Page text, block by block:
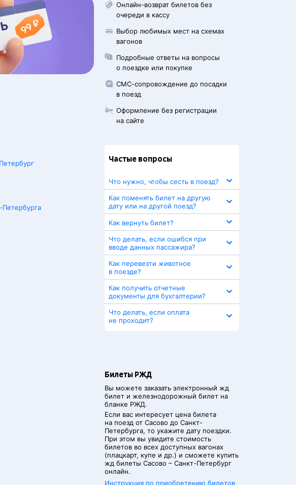
Петербурга
Онлайн-возврат билетов без
очереди в кассу
Выбор любимых мест на схемах
вагонов
Подробные ответы на вопросы
о поездке или покупке
СМС-сопровождение до посадки
в поезд
Оформление без регистрации
на сайте
Частые вопросы
Что нужно, чтобы сесть в поезд?
Как поменять билет на другую
дату или на другой поезд?
Как вернуть билет?
Что делать, если ошибся при
вводе данных пассажира?
Как перевезти животное
в поезде?
Как получить отчетные
документы для бухгалтерии?
Что делать, если оплата
не проходит?
Билеты РЖД
Вы можете заказать электронный жд
билет и железнодорожный билет на
бланке РЖД.
Если вас интересует цена билета
на поезд от Сасово до Санкт-
Петербурга, то укажите дату поездки.
При этом вы увидите стоимость
билетов во всех доступных вагонах
(плацкарт, купе и др.) и сможете купить
жд билеты Сасово – Санкт-Петербург
онлайн.
Инструкция по приобретению билетов